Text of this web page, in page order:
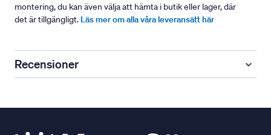
montering, du kan även välja att hämta i butik eller lager, där
det är tillgängligt. Läs mer om alla våra leveransätt här
Recensioner